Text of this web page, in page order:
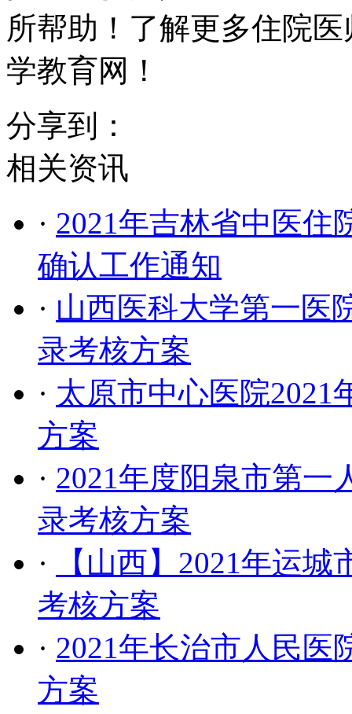
所帮助！了解更多住院
学教育网！
分享到：
相关资讯
· ​2021年吉林省中医住
确认工作通知
· 山西医科大学第一医
录考核方案
· 太原市中心医院2021
方案
· 2021年度阳泉市第一
录考核方案
·
【山西】2021年运
考核方案
· 2021年长治市人民医
方案